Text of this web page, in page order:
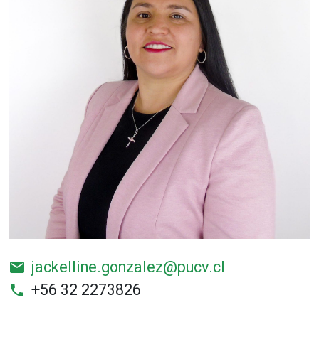
email jackelline.gonzalez@pucv.cl
phone +56 32 2273826